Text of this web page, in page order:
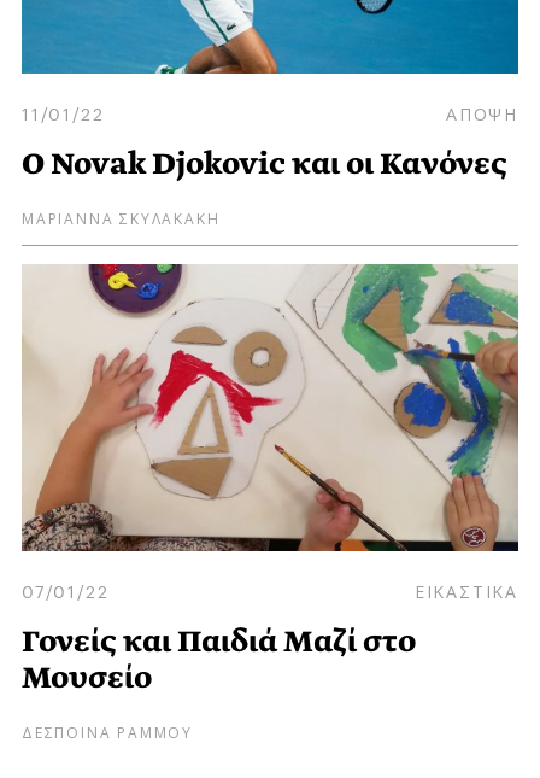
11/01/22 ΑΠΟΨΗ
Ο Novak Djokovic και οι Κανόνες
ΜΑΡΙΑΝΝΑ ΣΚΥΛΑΚΑΚΗ
07/01/22 ΕΙΚΑΣΤΙΚΑ
Γονείς και Παιδιά Μαζί στο
Μουσείο
ΔΕΣΠΟΙΝΑ ΡΑΜΜΟΥ